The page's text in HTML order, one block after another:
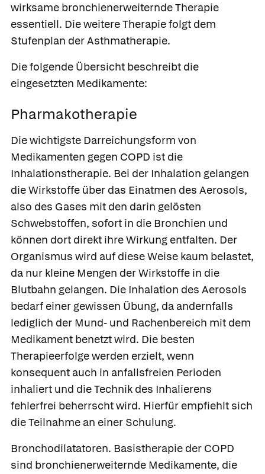
wirksame bronchienerweiternde Therapie
essentiell. Die weitere Therapie folgt dem
Stufenplan der Asthmatherapie.
Die folgende Übersicht beschreibt die
eingesetzten Medikamente:
Pharmakotherapie
Die wichtigste Darreichungsform von
Medikamenten gegen COPD ist die
Inhalationstherapie. Bei der Inhalation gelangen
die Wirkstoffe über das Einatmen des Aerosols,
also des Gases mit den darin gelösten
Schwebstoffen, sofort in die Bronchien und
können dort direkt ihre Wirkung entfalten. Der
Organismus wird auf diese Weise kaum belastet,
da nur kleine Mengen der Wirkstoffe in die
Blutbahn gelangen. Die Inhalation des Aerosols
bedarf einer gewissen Übung, da andernfalls
lediglich der Mund- und Rachenbereich mit dem
Medikament benetzt wird. Die besten
Therapieerfolge werden erzielt, wenn
konsequent auch in anfallsfreien Perioden
inhaliert und die Technik des Inhalierens
fehlerfrei beherrscht wird. Hierfür empfiehlt sich
die Teilnahme an einer Schulung.
Bronchodilatatoren. Basistherapie der COPD
sind bronchienerweiternde Medikamente, die